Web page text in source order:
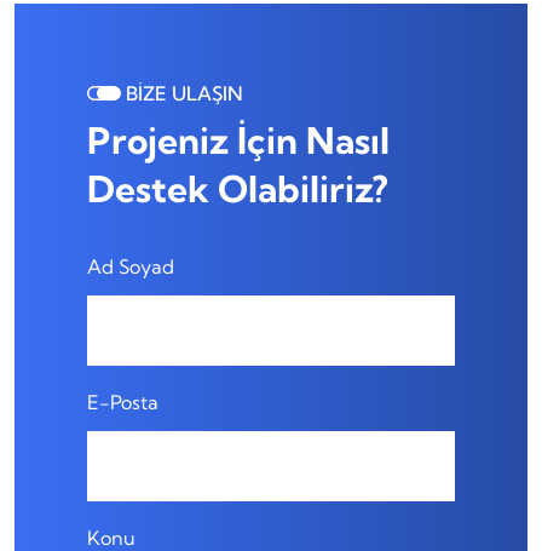
BİZE ULAŞIN
Projeniz İçin Nasıl
Destek Olabiliriz?
Ad Soyad
E-Posta
Konu